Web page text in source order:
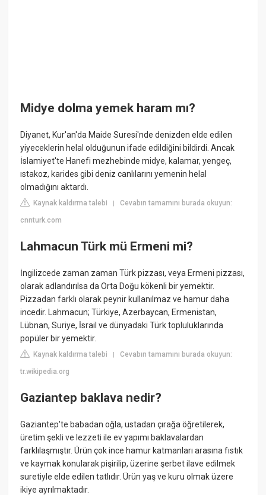
Midye dolma yemek haram mı?
Diyanet, Kur'an'da Maide Suresi'nde denizden elde edilen
yiyeceklerin helal olduğunun ifade edildiğini bildirdi. Ancak
İslamiyet'te Hanefi mezhebinde midye, kalamar, yengeç,
ıstakoz, karides gibi deniz canlılarını yemenin helal
olmadığını aktardı.
Kaynak kaldırma talebi |Cevabın tamamını burada okuyun:
cnnturk.com
Lahmacun Türk mü Ermeni mi?
İngilizcede zaman zaman Türk pizzası, veya Ermeni pizzası,
olarak adlandırılsa da Orta Doğu kökenli bir yemektir.
Pizzadan farklı olarak peynir kullanılmaz ve hamur daha
incedir. Lahmacun; Türkiye, Azerbaycan, Ermenistan,
Lübnan, Suriye, İsrail ve dünyadaki Türk topluluklarında
popüler bir yemektir.
Kaynak kaldırma talebi |Cevabın tamamını burada okuyun:
tr.wikipedia.org
Gaziantep baklava nedir?
Gaziantep'te babadan oğla, ustadan çırağa öğretilerek,
üretim şekli ve lezzeti ile ev yapımı baklavalardan
farklılaşmıştır. Ürün çok ince hamur katmanları arasına fıstık
ve kaymak konularak pişirilip, üzerine şerbet ilave edilmek
suretiyle elde edilen tatlıdır. Ürün yaş ve kuru olmak üzere
ikiye ayrılmaktadır.